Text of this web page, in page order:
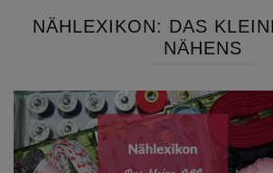
NÄHLEXIKON: DAS
NÄHENS